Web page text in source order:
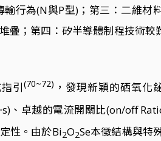
行為(N與P型)；第三：二維材
疊；第四：矽半導體制程技術
引(70~72) ，發現新穎的硒氧化
、卓越的電流開關比(on/off
性。由於Bi2O2Se本徵結構與特